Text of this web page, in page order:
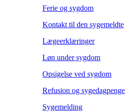
Ferie og sygdom
Kontakt til den sygemeldte
Lægeerklæringer
Løn under sygdom
Opsigelse ved sygdom
Refusion og sygedagpenge
Sygemelding